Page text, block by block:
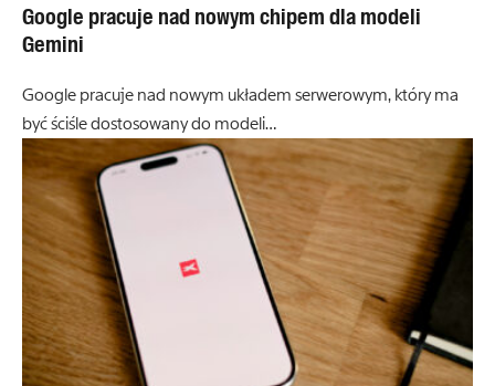
Google pracuje nad nowym chipem dla modeli
Gemini
Google pracuje nad nowym układem serwerowym, który ma
być ściśle dostosowany do modeli…